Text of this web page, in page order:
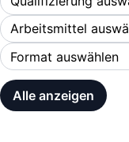
Alle anzeigen